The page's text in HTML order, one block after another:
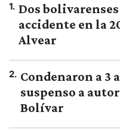
1. Dos
accidente en la
Alvear
2. Condenaron a 3
suspenso a
Bolívar